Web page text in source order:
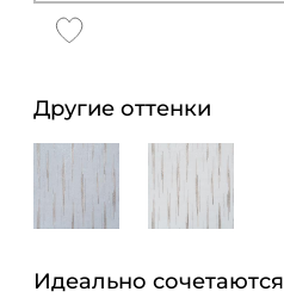
Другие оттенки
Идеально сочетаются